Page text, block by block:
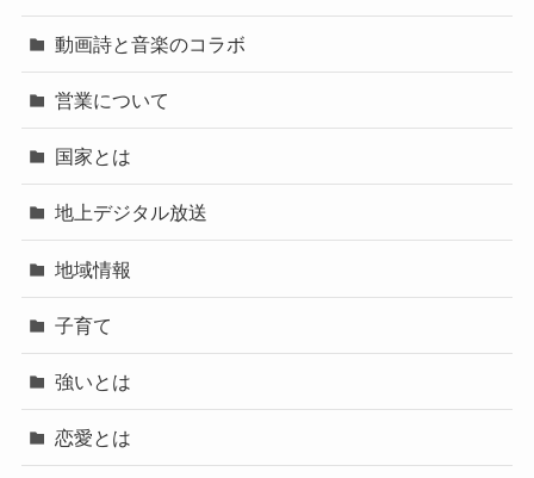
動画詩と音楽のコラボ
営業について
国家とは
地上デジタル放送
地域情報
子育て
強いとは
恋愛とは